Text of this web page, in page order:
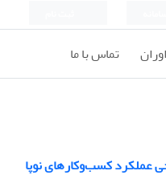
تماس با ما
عملکرد کسب‌وکارهای نوپا